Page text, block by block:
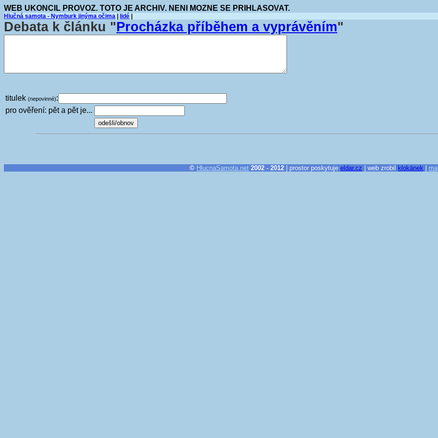
WEB UKONCIL PROVOZ. TOTO JE ARCHIV. NENI MOZNE SE PRIHLASOVAT.
Hlučná samota - Nymburk jinýma očima lidé
Debata k článku "Procházka příběhem a vyprávěním"
titulek (nepovinné):
pro ověření: pět a pět je...
© HlucnaSamota.net 2002 - 2012 | prostor poskytuje eldar.cz | web zrobil klokánek